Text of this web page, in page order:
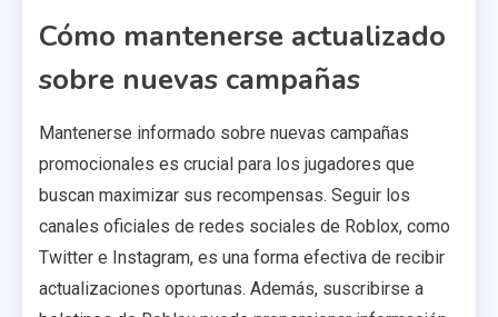
Cómo mantenerse actualizado
sobre nuevas campañas
Mantenerse informado sobre nuevas campañas
promocionales es crucial para los jugadores que
buscan maximizar sus recompensas. Seguir los
canales oficiales de redes sociales de Roblox, como
Twitter e Instagram, es una forma efectiva de recibir
actualizaciones oportunas. Además, suscribirse a